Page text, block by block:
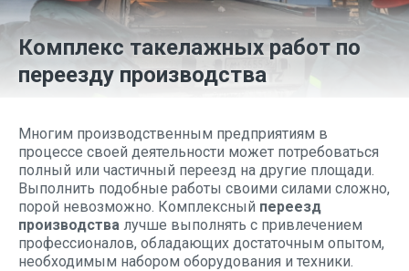
Комплекс такелажных работ по
переезду производства
Многим производственным предприятиям в
процессе своей деятельности может потребоваться
полный или частичный переезд на другие площади.
Выполнить подобные работы своими силами сложно,
порой невозможно. Комплексный переезд
производства лучше выполнять с привлечением
профессионалов, обладающих достаточным опытом,
необходимым набором оборудования и техники.